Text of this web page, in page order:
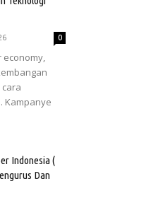
0
economy,
Kampanye
Indonesia (
Dan